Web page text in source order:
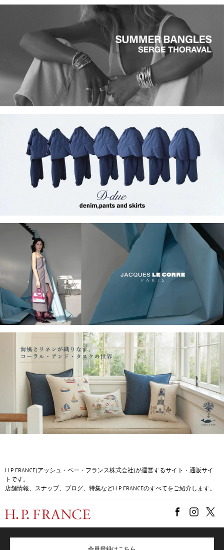
H.P.FRANCE(アッシュ・ペー・フランス株式会社)が運営するサイト・通販サイ
トです。
店舗情報、スナップ、ブログ、特集などH.P.FRANCEのすべてをご紹介します。